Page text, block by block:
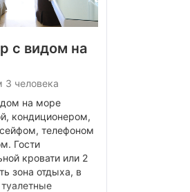
с видом на
3 человека
на море
кондиционером,
телефоном
Гости
кровати или 2
зона отдыха, в